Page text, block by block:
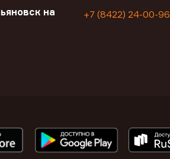
на
+7 (8422) 24-00-96